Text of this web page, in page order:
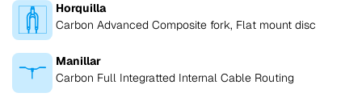
Horquilla
Carbon Advanced Composite fork, Flat mount disc
Manillar
Carbon Full Integratted Internal Cable Routing